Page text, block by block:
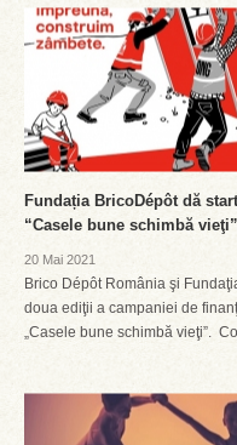
Fundația BricoDépôt dă
“Casele bune schimbă vieţi”
20 Mai 2021
Brico Dépôt România şi
doua ediţii a campaniei de
„Casele bune schimbă vieţi”.